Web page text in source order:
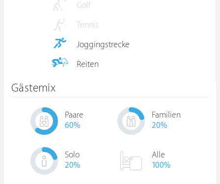
Golf
Tennis
Joggingstrecke
Reiten
Gästemix
Paare
60%
Familien
20%
Solo
20%
Alle
100%